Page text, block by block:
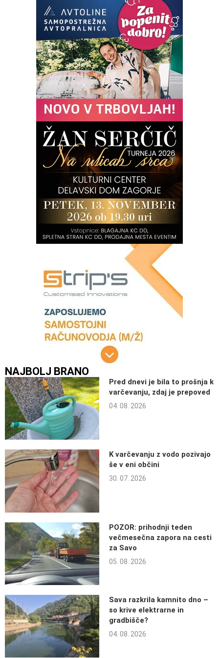
NAJBOLJ BRANO
Pred dnevi je bila to prošnja k
varčevanju, zdaj je prepoved
04. 08. 2026
K varčevanju z vodo pozivajo
še v eni občini
30. 07. 2026
POZOR: prihodnji teden
večmesečna zapora na cesti
za Savo
05. 08. 2026
Sava razkrila kamnito dno –
so krive elektrarne in
gradbišče?
04. 08. 2026